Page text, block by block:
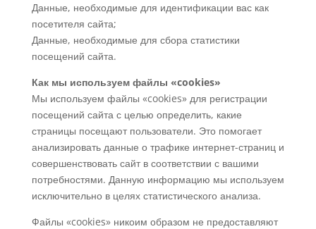
Данные, необходимые для идентификации вас как
посетителя сайта;
Данные, необходимые для сбора статистики
посещений сайта.
Как мы используем файлы «cookies»
Мы используем файлы «cookies» для регистрации
посещений сайта с целью определить, какие
страницы посещают пользователи. Это помогает
анализировать данные о трафике интернет-страниц и
совершенствовать сайт в соответствии с вашими
потребностями. Данную информацию мы используем
исключительно в целях статистического анализа.
Файлы «cookies» никоим образом не предоставляют